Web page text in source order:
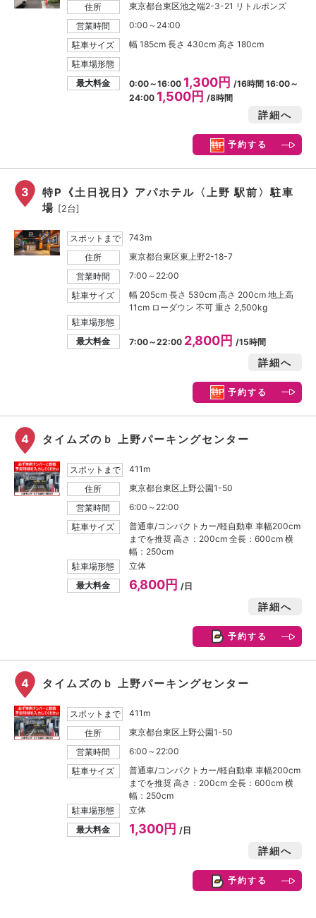
住所
東京都台東区池之端2-3-21 リトルポンズ
営業時間
0:00～24:00
駐車サイズ
幅 185cm 長さ 430cm 高さ 180cm
駐車場形態
最大料金
0:00～16:00 1,300円/16時間 16:00～
24:00 1,500円/8時間
詳細へ
予約する
3
特P《土日祝日》アパホテル〈上野 駅前〉駐車
場 [2台]
スポットまで
743m
住所
東京都台東区東上野2-18-7
営業時間
7:00～22:00
駐車サイズ
幅 205cm 長さ 530cm 高さ 200cm 地上高
11cm ローダウン 不可 重さ 2,500kg
駐車場形態
最大料金
7:00～22:00 2,800円 /15時間
詳細へ
予約する
4 タイムズのｂ 上野パーキングセンター
スポットまで
411m
住所
東京都台東区上野公園1-50
営業時間
6:00～22:00
駐車サイズ
普通車/コンパクトカー/軽自動車 車幅200cm
までを推奨 高さ：200cm 全長：600cm 横
幅：250cm
駐車場形態
立体
最大料金
6,800円 /日
詳細へ
予約する
4 タイムズのｂ 上野パーキングセンター
スポットまで
411m
住所
東京都台東区上野公園1-50
営業時間
6:00～22:00
駐車サイズ
普通車/コンパクトカー/軽自動車 車幅200cm
までを推奨 高さ：200cm 全長：600cm 横
幅：250cm
駐車場形態
立体
最大料金
1,300円/日
詳細へ
予約する